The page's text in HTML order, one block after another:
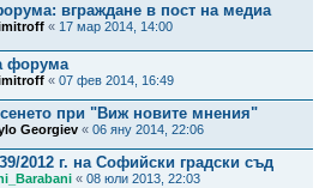
вграждане в пост на медиа
« 17 мар 2014, 14:00
форума
« 07 фев 2014, 16:49
при "Виж новите мнения"
Georgiev « 06 яну 2014, 22:06
2012 г. на Софийски градски съд
« 08 юли 2013, 22:03